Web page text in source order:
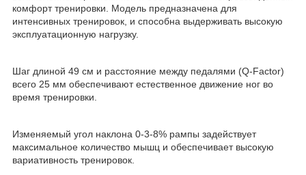
комфорт тренировки. Модель предназначена для
интенсивных тренировок, и способна выдерживать высокую
эксплуатационную нагрузку.
Шаг длиной 49 см и расстояние между педалями (Q-Factor)
всего 25 мм обеспечивают естественное движение ног во
время тренировки.
Изменяемый угол наклона 0-3-8% рампы задействует
максимальное количество мышц и обеспечивает высокую
вариативность тренировок.